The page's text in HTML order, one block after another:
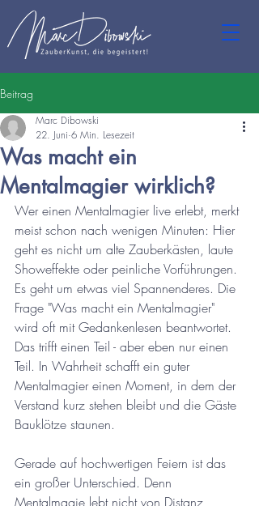
Beitrag
Was macht ein
Mentalmagier wirklich?
Marc Dibowski
22. Juni 6 Min. Lesezeit
Wer einen Mentalmagier live erlebt, merkt
meist schon nach wenigen Minuten: Hier
geht es nicht um alte Zauberkästen, laute
Showeffekte oder peinliche Vorführungen.
Es geht um etwas viel Spannenderes. Die
Frage "Was macht ein Mentalmagier"
wird oft mit Gedankenlesen beantwortet.
Das trifft einen Teil - aber eben nur einen
Teil. In Wahrheit schafft ein guter
Mentalmagier einen Moment, in dem der
Verstand kurz stehen bleibt und die Gäste
Bauklötze staunen.
Gerade auf hochwertigen Feiern ist das
ein großer Unterschied. Denn
Mentalmagie lebt nicht von Distanz,